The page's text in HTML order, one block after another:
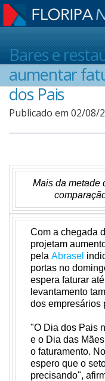
Home
Notícias
Classificados
Guia de Serviços
Anuncie
Cinema
Agenda Cultural
Anuncie
Bares e
aumentar
dos Pais
Publicado em 02/08/
Mais da metade
Com a chegada
projetam
pela Abrasel
portas no
espera faturar
levantamento
dos empresários
"O Dia dos Pais
e o Dia das
o faturamento.
espero que o
precisando",